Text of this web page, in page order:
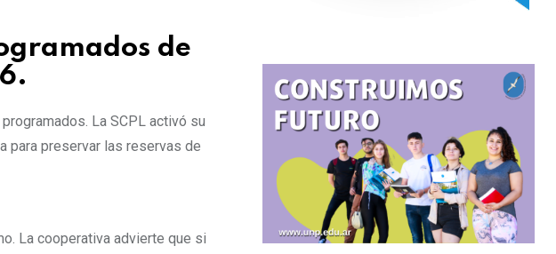
de
.
La SCPL activó su
para preservar las reservas de
La cooperativa advierte que si